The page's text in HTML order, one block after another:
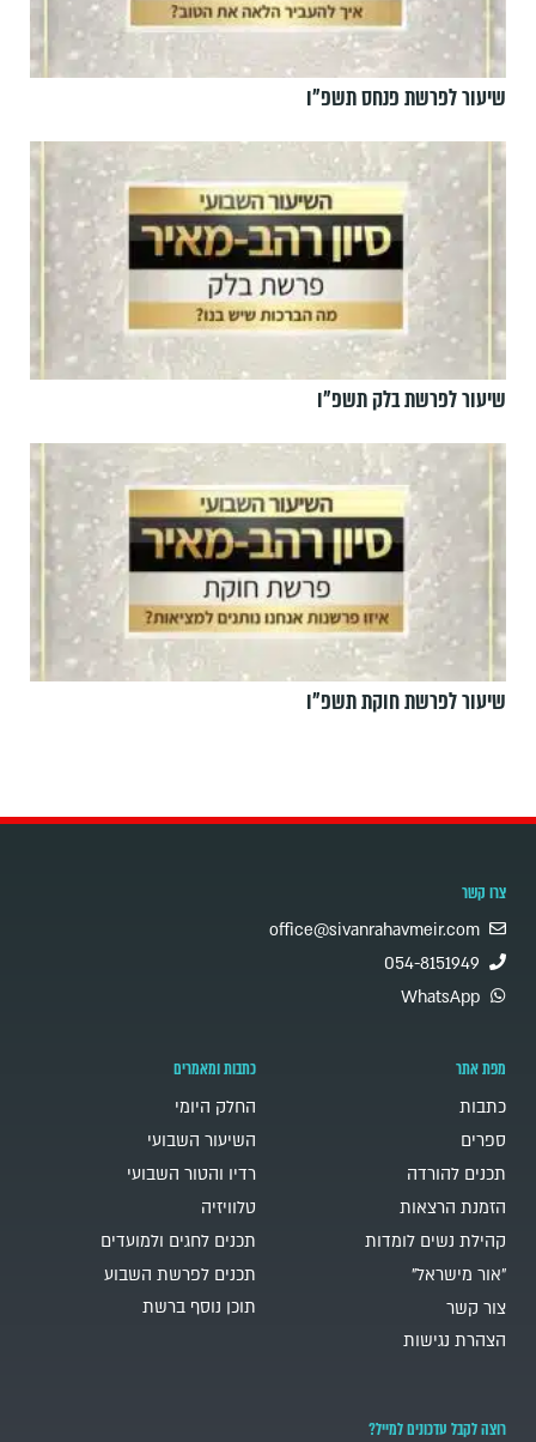
שיעור לפרשת פנחס תשפ"ו
שיעור לפרשת בלק תשפ"ו
שיעור לפרשת חוקת תשפ"ו
צרו קשר
office@sivanrahavmeir.com
054-8151949
WhatsApp
מפת אתר
כתבות
ספרים
תכנים להורדה
הזמנת הרצאות
קהילת נשים לומדות
"אור מישראל"
צור קשר
הצהרת נגישות
כתבות ומאמרים
החלק היומי
השיעור השבועי
רדיו והטור השבועי
טלוויזיה
תכנים לחגים ולמועדים
תכנים לפרשת השבוע
תוכן נוסף ברשת
רוצה לקבל עדכונים למייל?